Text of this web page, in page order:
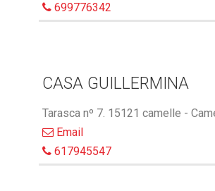
699776342
CASA GUILLERMINA
Tarasca nº 7. 15121 camelle -
Email
617945547